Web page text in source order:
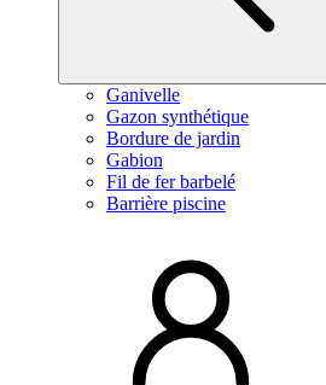
Ganivelle
Gazon synthétique
Bordure de jardin
Gabion
Fil de fer barbelé
Barrière piscine